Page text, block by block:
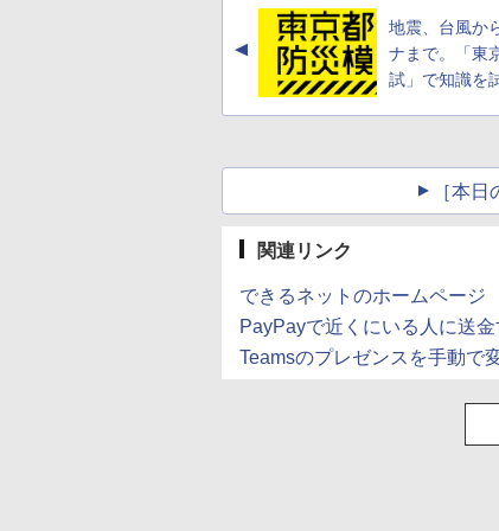
(Smart Basic)
▲
地震、台風か
ナまで。「東
試」で知識を
［本
関連リンク
できるネットのホームページ
PayPayで近くにいる人に送
Teamsのプレゼンスを手動で